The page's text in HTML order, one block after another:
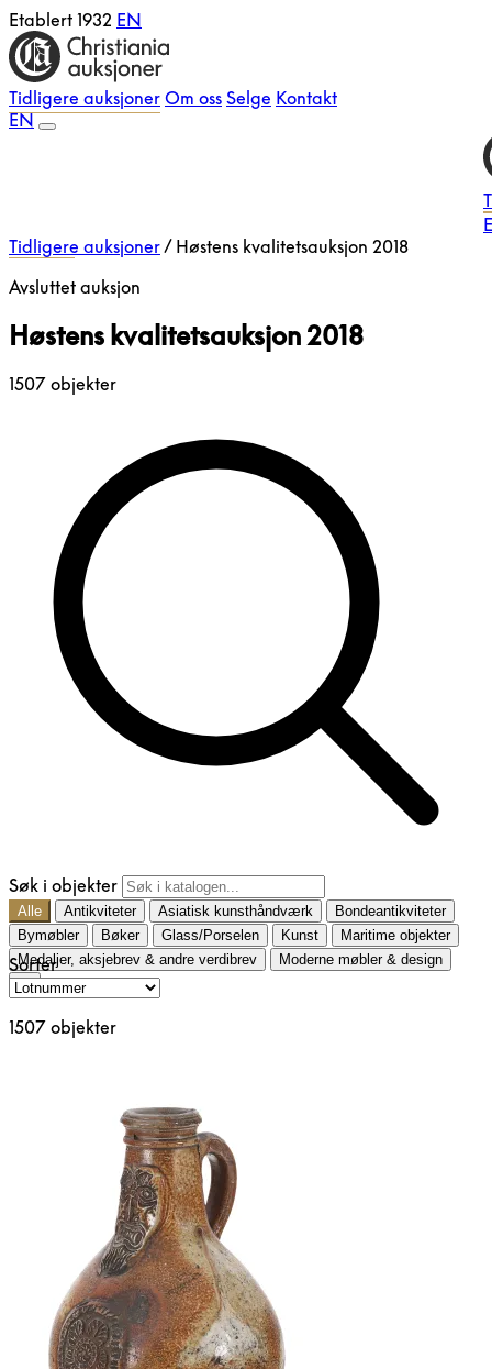
Etablert 1932 EN
Tidligere auksjoner Om oss Selge Kontakt
EN
Tidligere auksjoner/ Høstens kvalitetsauksjon 2018
Avsluttet auksjon
Høstens kvalitetsauksjon 2018
1507 objekter
Søk i objekter
Alle Antikviteter Asiatisk kunsthåndværk
Bondeantikviteter
Bymøbler
Bøker Glass/Porselen Kunst
Maritime objekter
Medaljer, aksjebrev & andre verdibrev
Moderne møbler & design
…
Sorter
1507 objekter